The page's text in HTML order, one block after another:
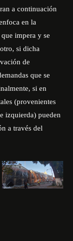
a continuación
en la
impera y se
si dicha
de
que se
si en
(provenientes
izquierda) pueden
a través del